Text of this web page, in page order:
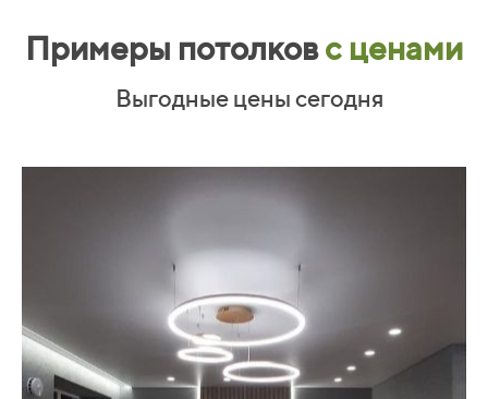
Примеры потолковс ценами
Выгодные цены сегодня